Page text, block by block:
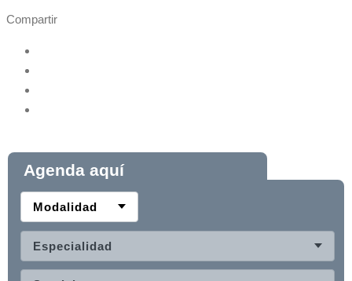
Compartir
Agenda aquí
Modalidad
Especialidad